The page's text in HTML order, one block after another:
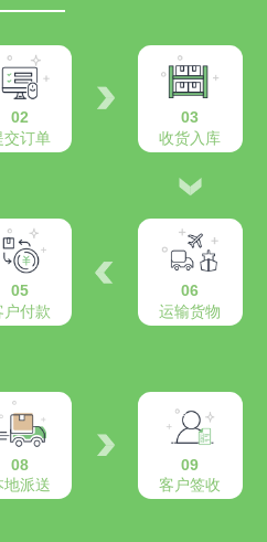
02
交订单
03
收货入库
05
户付款
06
运输货物
08
地派送
09
客户签收